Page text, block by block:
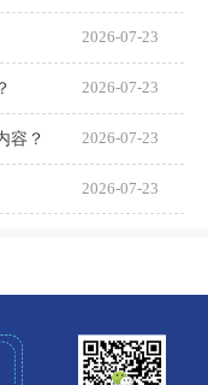
2026-07-23
2026-07-23
容？ 2026-07-23
2026-07-23